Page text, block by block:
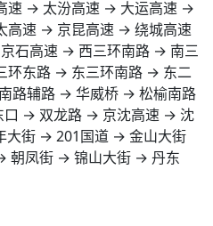
速 → 太汾高速 → 大运高速 →
高速 → 京昆高速 → 绕城高速
石高速 → 西三环南路 → 南三
环东路 → 东三环南路 → 东二
路辅路 → 华威桥 → 松榆南路
→ 双龙路 → 京沈高速 → 沈
大街 → 201国道 → 金山大街
朝凤街 → 锦山大街 → 丹东